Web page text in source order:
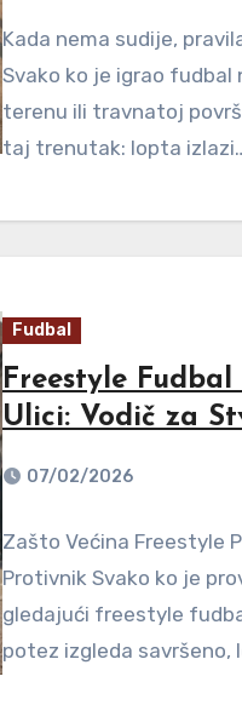
Kada nema sudije,
Svako ko je igrao fudbal
terenu ili travnatoj
taj trenutak: lopta
Fudbal
Freestyle
Ulici: Vodič za
07/02/2026
Zašto Većina Freestyle
Protivnik Svako ko je
gledajući freestyle
potez izgleda savršeno,